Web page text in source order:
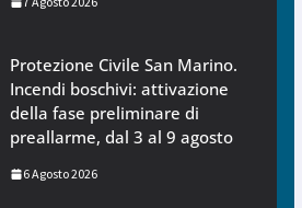
Protezione Civile San Marino.
Incendi boschivi: attivazione
della fase preliminare di
preallarme, dal 3 al 9 agosto
6 Agosto 2026